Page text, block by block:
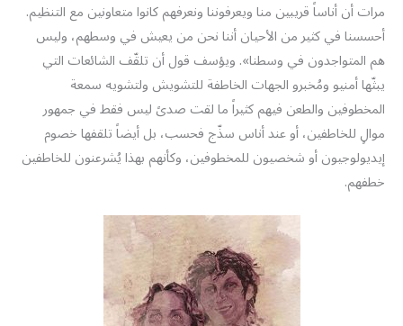
مرات أن أناساً قريبين منا ويعرفوننا ونعرفهم كانوا متعاونين مع التنظيم.
أحسسنا في كثير من الأحيان أننا نحن من يعيش في وسطهم، وليس
هم المتواجدون في وسطنا». ويؤسف قول أن تلقّف الشائعات التي
يبثّها أمنيو ومُخبرو الجهات الخاطفة للتشويش ولتشويه سمعة
المخطوفين والطعن فيهم كثيراً ما لقت صدىً ليس فقط في جمهور
موالٍ للخاطفين، أو عند أناس سذّج فحسب، بل أيضاً تلقفها خصوم
إيديولوجيون أو شخصيون للمخطوفين، وكأنهم بهذا يُشرعنون للخاطفين
خطفهم.